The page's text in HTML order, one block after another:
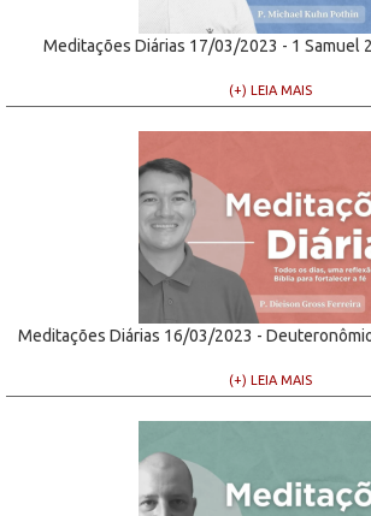
Meditações Diárias 17/03/2023 - 1 Samuel
(+) LEIA MAIS
Meditações Diárias 16/03/2023 -
(+) LEIA MAIS